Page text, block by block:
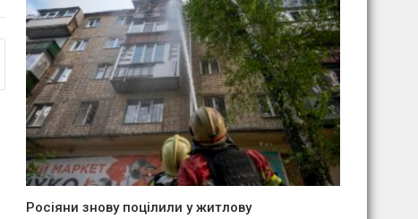
Росіяни знову поцілили у житлову